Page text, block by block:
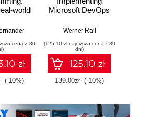
world
cena z 30
zł
(-10%)
Microsoft DevOps
Certification Guide.
DevOps expertise,
pass the AZ-400
with confidence,
and boost your
cloud career
Werner Rall
(125,10 zł najniższa cena z 30
dni)
125.10 zł
139.00zł (-10%)